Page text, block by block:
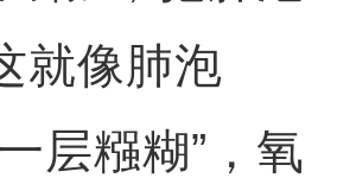
就像肺泡
层糨糊”，氧